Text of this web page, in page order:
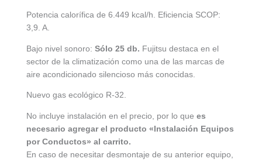
Potencia calorífica de 6.449 kcal/h. Eficiencia SCOP:
3,9. A.
Bajo nivel sonoro: Sólo 25 db. Fujitsu destaca en el
sector de la climatización como una de las marcas de
aire acondicionado silencioso más conocidas.
Nuevo gas ecológico R-32.
No incluye instalación en el precio, por lo que es
necesario agregar el producto «Instalación Equipos
por Conductos» al carrito.
En caso de necesitar desmontaje de su anterior equipo,